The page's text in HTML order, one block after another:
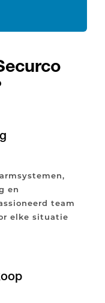
en
team
elke situatie